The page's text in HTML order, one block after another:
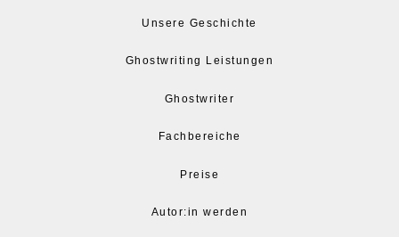
Unsere Geschichte
Ghostwriting Leistungen
Ghostwriter
Fachbereiche
Preise
Autor:in werden